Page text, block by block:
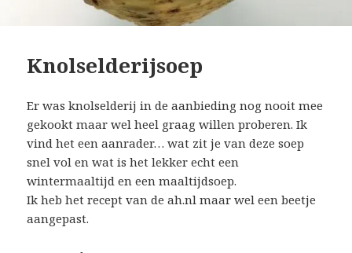
Knolselderijsoep
Er was knolselderij in de aanbieding nog nooit mee
gekookt maar wel heel graag willen proberen. Ik
vind het een aanrader… wat zit je van deze soep
snel vol en wat is het lekker echt een
wintermaaltijd en een maaltijdsoep.
Ik heb het recept van de ah.nl maar wel een beetje
aangepast.